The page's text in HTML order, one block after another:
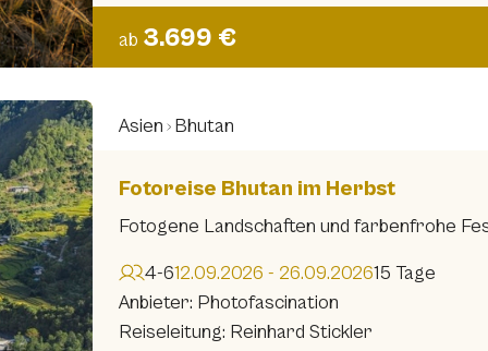
ab 3.699 €
Asien Bhutan
Fotoreise Bhutan im Herbst
Fotogene Landschaften und farbenfrohe
4-612.09.2026 - 26.09.202615 Tage
Anbieter: Photofascination
Reiseleitung: Reinhard Stickler